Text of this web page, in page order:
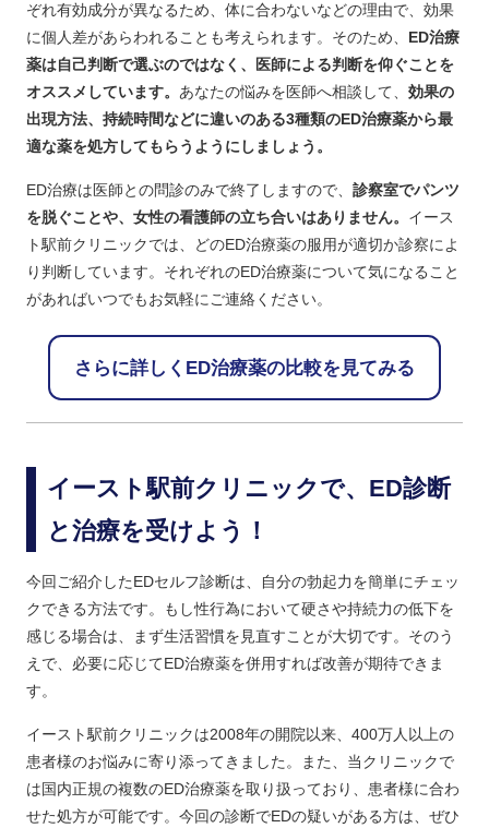
ぞれ有効成分が異なるため、体に合わないなどの理由で、効果
に個人差があらわれることも考えられます。そのため、 ED治療
薬は自己判断で選ぶのではなく、医師による判断を仰ぐことを
オススメしています。 あなたの悩みを医師へ相談して、 効果の
出現方法、持続時間などに違いのある3種類のED治療薬から最
適な薬を処方してもらうようにしましょう。
ED治療は医師との問診のみで終了しますので、 診察室でパンツ
を脱ぐことや、女性の看護師の立ち合いはありません。 イース
ト駅前クリニックでは、どのED治療薬の服用が適切か診察によ
り判断しています。それぞれのED治療薬について気になること
があればいつでもお気軽にご連絡ください。
さらに詳しくED治療薬の比較を見てみる
イースト駅前クリニックで、ED診断
と治療を受けよう！
今回ご紹介したEDセルフ診断は、自分の勃起力を簡単にチェッ
クできる方法です。もし性行為において硬さや持続力の低下を
感じる場合は、まず生活習慣を見直すことが大切です。そのう
えで、必要に応じてED治療薬を併用すれば改善が期待できま
す。
イースト駅前クリニックは2008年の開院以来、400万人以上の
患者様のお悩みに寄り添ってきました。また、当クリニックで
は国内正規の複数のED治療薬を取り扱っており、患者様に合わ
せた処方が可能です。今回の診断でEDの疑いがある方は、ぜひ